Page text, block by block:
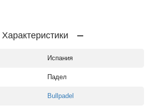
Характеристики
Испания
Падел
Bullpadel